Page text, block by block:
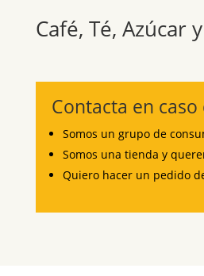
Café, Té, Azúcar
Contacta en caso
Somos un grupo de
Somos una tienda y
Quiero hacer un pedido